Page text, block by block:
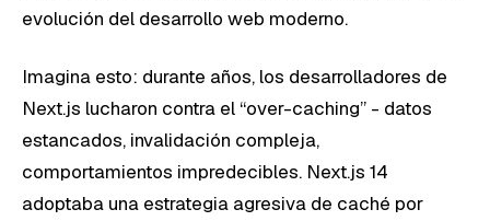
evolución del desarrollo web moderno.
Imagina esto: durante años, los desarrolladores de
Next.js lucharon contra el “over-caching” - datos
estancados, invalidación compleja,
comportamientos impredecibles. Next.js 14
adoptaba una estrategia agresiva de caché por